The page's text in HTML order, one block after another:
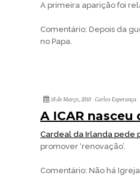
A primeira aparição foi
Comentário: Depois da
no Papa.
18 de Março, 2010 Carlos Esperança
A ICAR
Cardeal da Irlanda pede
promover ‘renovação’.
Comentário: Não há